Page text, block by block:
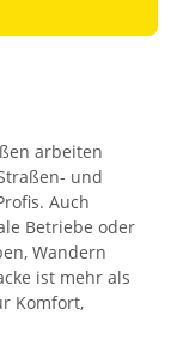
arbeiten
und
Auch
Betriebe oder
Wandern
ist mehr als
Komfort,